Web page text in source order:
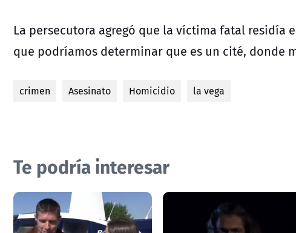
La persecutora agregó que la víctima fatal residía
que podríamos determinar que es un cité, donde
crimen Asesinato Homicidio la vega
Te podría interesar